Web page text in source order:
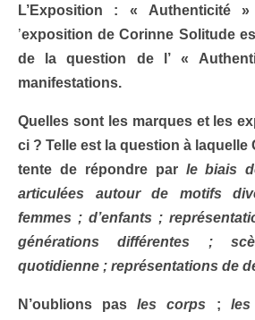
L’Exposition : «Authenticité »
’exposition de Corinne Solitude
de la question de l’ «
manifestations.
Quelles sont les marques et les
ci ? Telle est la question à laquelle
tente de répondre par le biais
articulées autour de motifs
femmes ; d’enfants ;
générations différentes ;
quotidienne ; représentations de
N’oublions pasles corps ;